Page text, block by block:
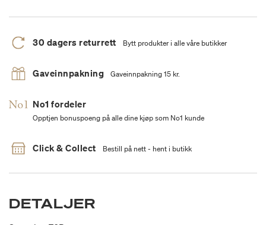
30 dagers returrett Bytt produkter i alle våre butikker
Gaveinnpakning Gaveinnpakning 15 kr.
No1 fordeler
Opptjen bonuspoeng på alle dine kjøp som No1 kunde
Click & Collect Bestill på nett - hent i butikk
DETALJER